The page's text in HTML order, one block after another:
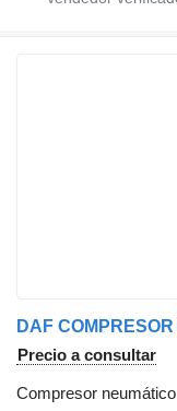
Precio a consultar
Compresor neumático